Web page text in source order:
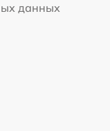
данных